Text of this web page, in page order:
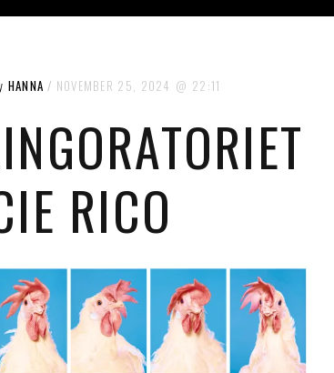
HANNA NOVEMBER 25, 2024 22:11
RICO